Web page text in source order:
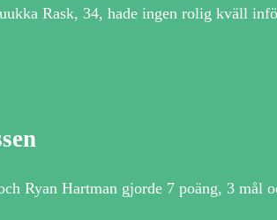
Rask, 34, hade ingen rolig kväll
Ryan Hartman gjorde 7 poäng, 3 mål